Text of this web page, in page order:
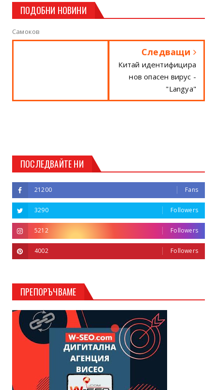
ПОДОБНИ НОВИНИ
Самоков
Следващи
Китай идентифицира
нов опасен вирус -
"Langya"
ПОСЛЕДВАЙТЕ НИ
21200 Fans
3290 Followers
5212 Followers
4002 Followers
ПРЕПОРЪЧВАМЕ